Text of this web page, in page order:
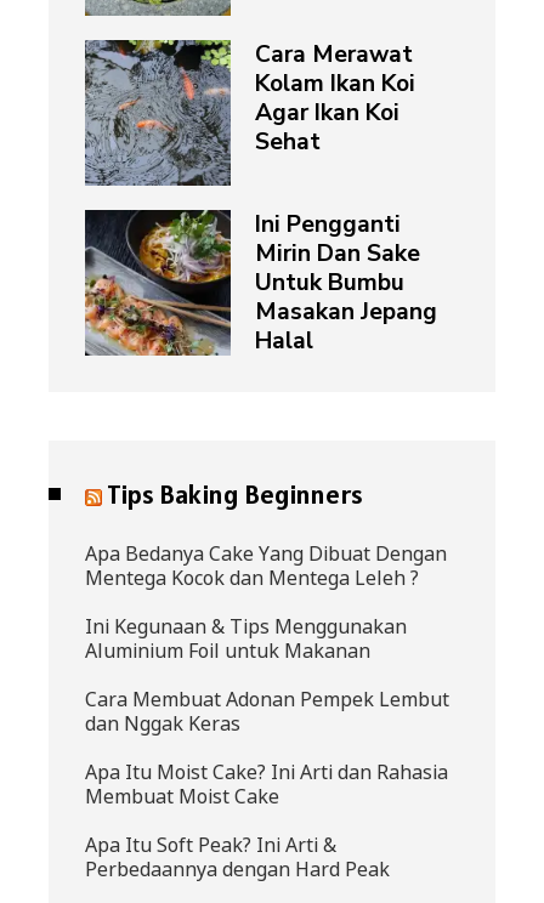
Cara Merawat
Kolam Ikan Koi
Agar Ikan Koi
Sehat
Ini Pengganti
Mirin Dan Sake
Untuk Bumbu
Masakan Jepang
Halal
Tips Baking Beginners
Apa Bedanya Cake Yang Dibuat Dengan
Mentega Kocok dan Mentega Leleh ?
Ini Kegunaan & Tips Menggunakan
Aluminium Foil untuk Makanan
Cara Membuat Adonan Pempek Lembut
dan Nggak Keras
Apa Itu Moist Cake? Ini Arti dan Rahasia
Membuat Moist Cake
Apa Itu Soft Peak? Ini Arti &
Perbedaannya dengan Hard Peak